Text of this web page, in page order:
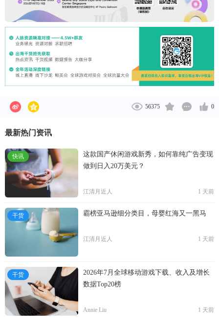
56375 0
最新热门资讯
快讯
这款国产休闲游戏新秀，如何靠纯广告变现
做到日入20万美元？
江清月近人 1 天前
干货 霸榜亚马逊细分类目，母婴红海又一黑马
江清月近人 1 天前
干货
2026年7月全球移动游戏下载、收入及增长
数据Top20榜
Annie Liu 1 天前